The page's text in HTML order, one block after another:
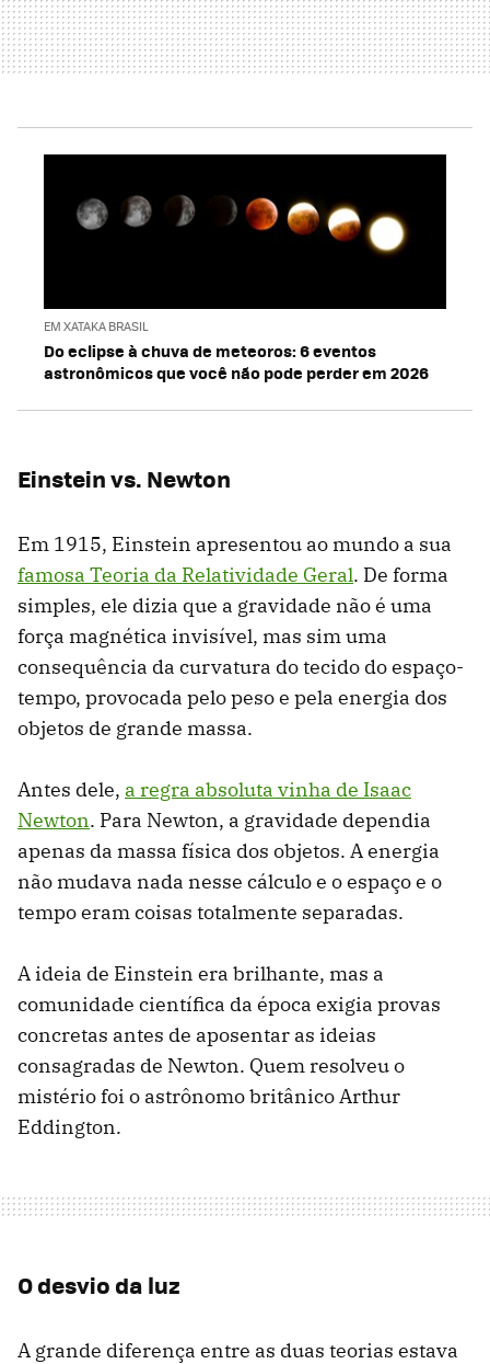
EM XATAKA BRASIL
Do eclipse à chuva de meteoros: 6 eventos
astronômicos que você não pode perder em 2026
Einstein vs. Newton
Em 1915, Einstein apresentou ao mundo a sua
famosa Teoria da Relatividade Geral. De forma
simples, ele dizia que a gravidade não é uma
força magnética invisível, mas sim uma
consequência da curvatura do tecido do espaço-
tempo, provocada pelo peso e pela energia dos
objetos de grande massa.
Antes dele, a regra absoluta vinha de Isaac
Newton. Para Newton, a gravidade dependia
apenas da massa física dos objetos. A energia
não mudava nada nesse cálculo e o espaço e o
tempo eram coisas totalmente separadas.
A ideia de Einstein era brilhante, mas a
comunidade científica da época exigia provas
concretas antes de aposentar as ideias
consagradas de Newton. Quem resolveu o
mistério foi o astrônomo britânico Arthur
Eddington.
O desvio da luz
A grande diferença entre as duas teorias estava